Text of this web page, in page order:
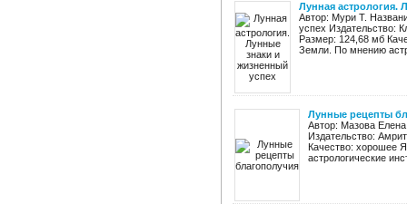
Лунная астрология.
Автор: Мури Т.
успех Издательство:
Размер: 124,68 мб
Земли. По мнению
Лунные рецепты
Автор: Мазова
Издательство:
Качество: хорошее
астрологические